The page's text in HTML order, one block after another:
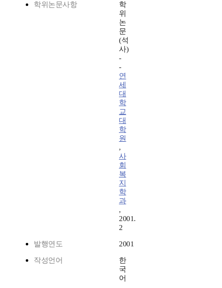
학위논문사항
학
위
논
문
(석
사)
-
-
연
세
대
학
교
대
학
원
,
사
회
복
지
학
과
,
2001.
2
발행연도 2001
작성언어
한
국
어